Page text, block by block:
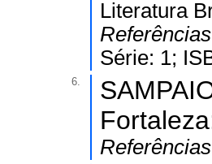
Literatura
Série: 1;
6.